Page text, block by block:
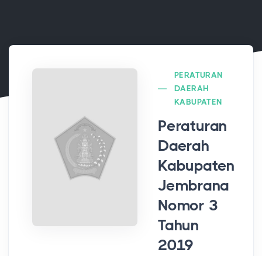
PERATURAN
DAERAH
KABUPATEN
Peraturan
Daerah
Kabupaten
Jembrana
Nomor 3
Tahun
2019